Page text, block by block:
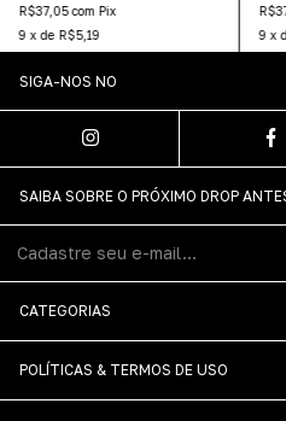
R$37,05com Pix
9 xde R$5,19
9 x
SIGA-NOS NO
SAIBA SOBRE O PRÓXIMO DROP
CATEGORIAS
POLÍTICAS & TERMOS DE USO